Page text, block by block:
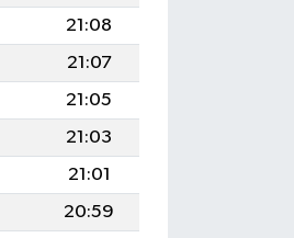
21:08
21:07
21:05
21:03
21:01
20:59